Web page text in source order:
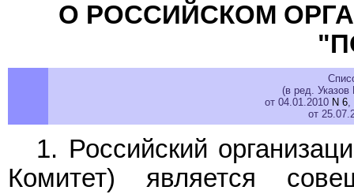
О РОССИЙСКОМ
(в ред.
от 04.01.2010 N 6,
от
1. Российский
Комитет) является